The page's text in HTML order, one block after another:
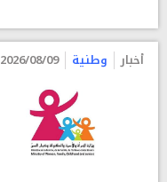
أخبار وطنية 2026/08/09 10:26